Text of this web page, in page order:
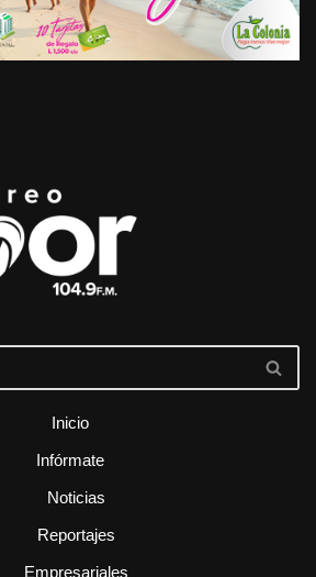
Inicio
Infórmate
Noticias
Reportajes
Empresariales